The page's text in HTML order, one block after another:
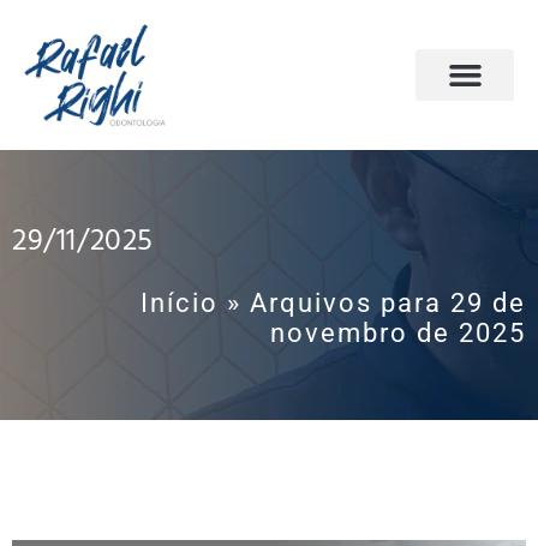
29/11/2025
Início » Arquivos para 29 de
novembro de 2025